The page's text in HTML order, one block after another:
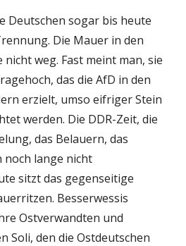
Deutschen sogar bis heute
Die Mauer in den
weg. Fast meint man, sie
das die AfD in den
erzielt, umso eifriger Stein
werden. Die DDR-Zeit, die
das Belauern, das
noch lange nicht
sitzt das gegenseitige
Besserwessis
Ostverwandten und
Soli, den die Ostdeutschen